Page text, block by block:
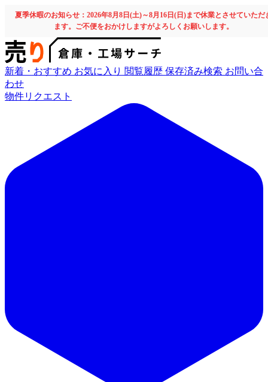
夏季休暇のお知らせ：2026年8月8日(土)～8月16日(日)まで休業とさせていただ
ます。ご不便をおかけしますがよろしくお願いします。
新着・おすすめ お気に入り 閲覧履歴 保存済み検索 お問い合
わせ
物件リクエスト